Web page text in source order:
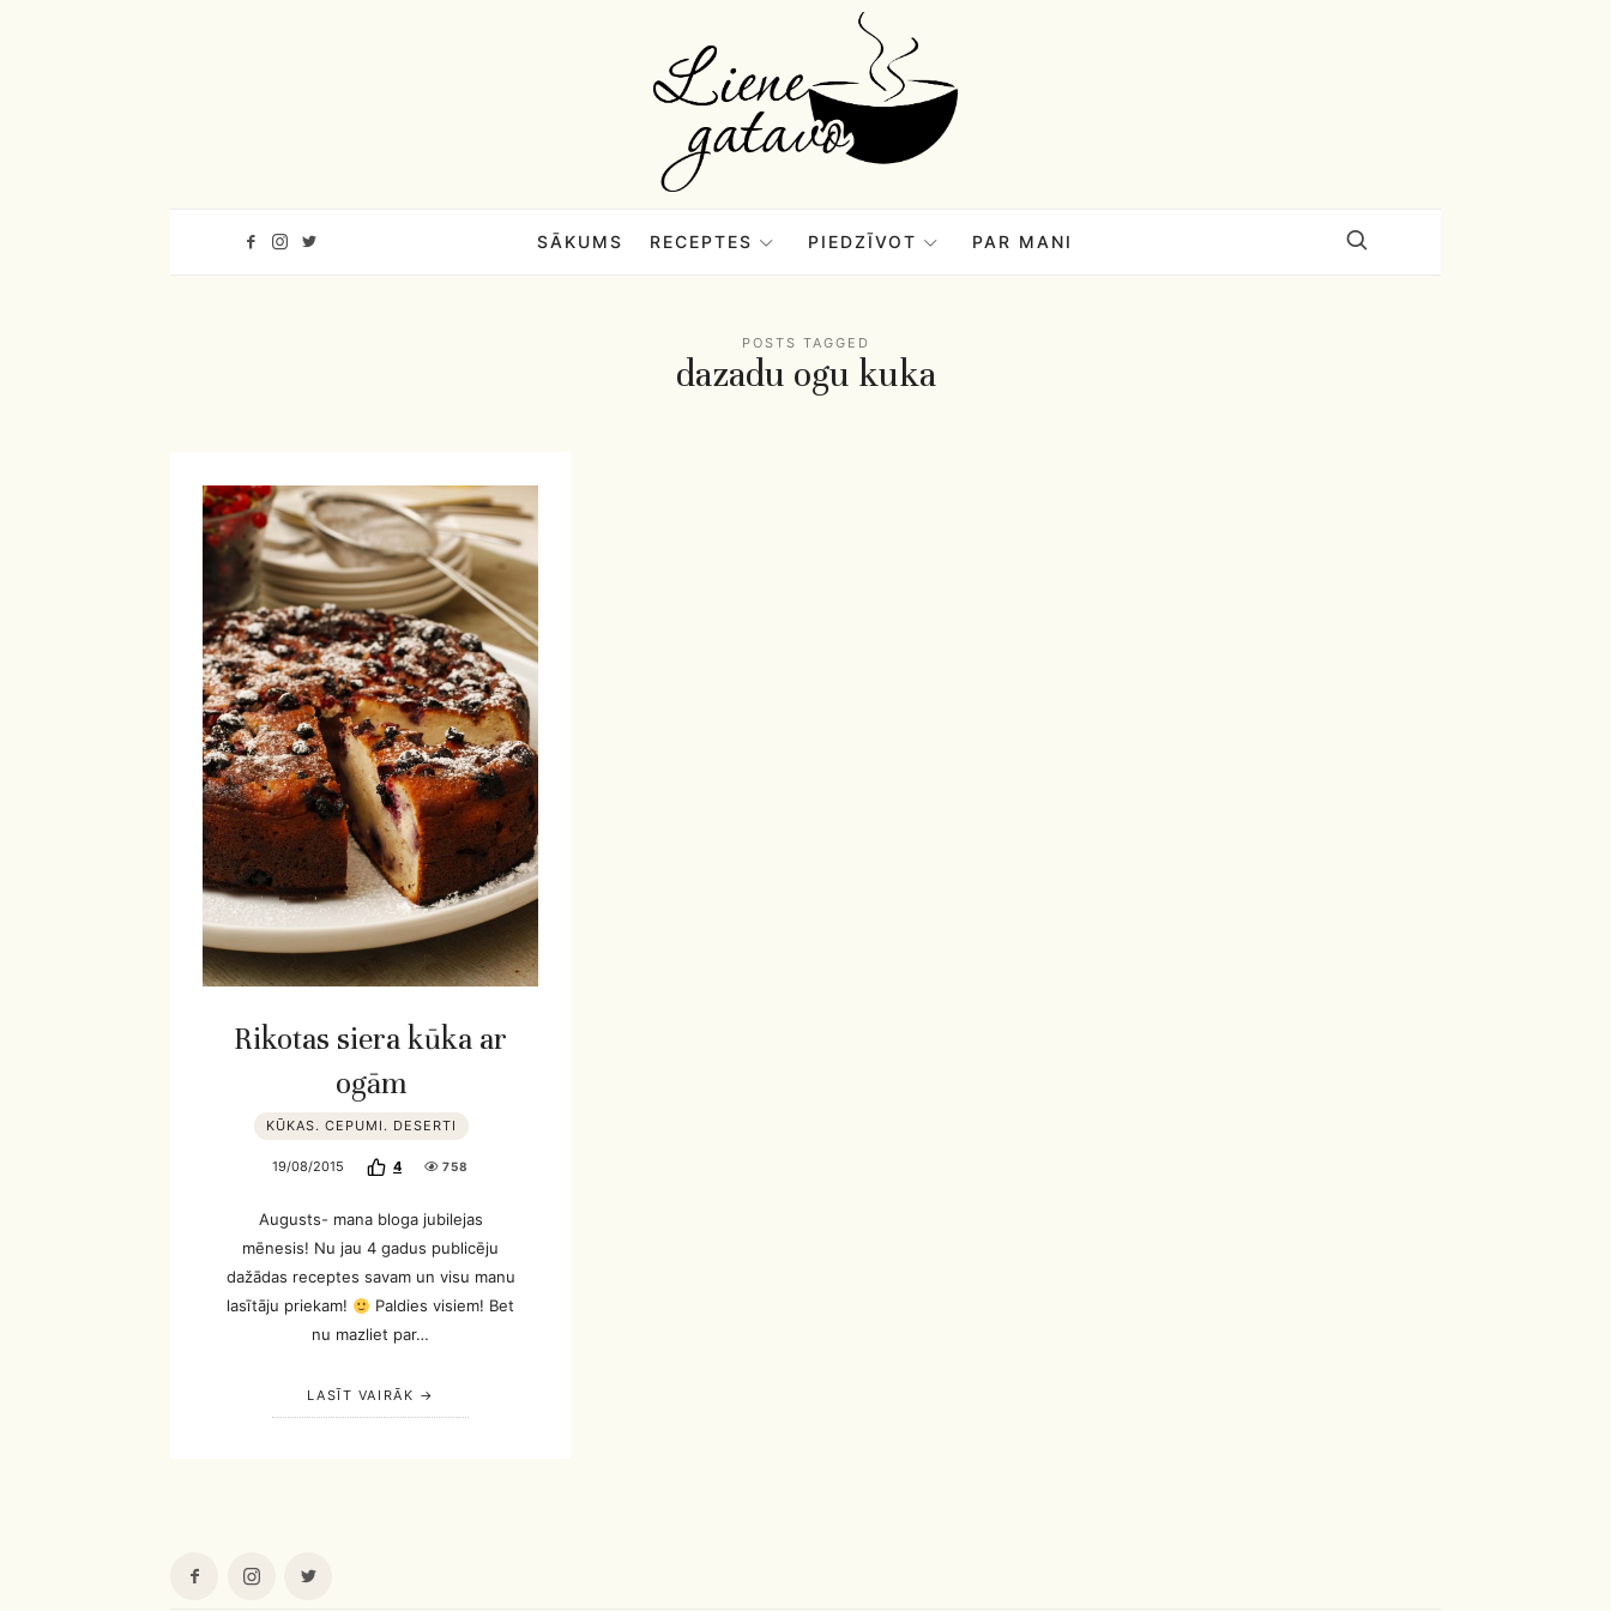
Liene
Gatavo
–
Mana
garšu
SĀKUMS RECEPTES PIEDZĪVOT PAR MANI
POSTS TAGGED
dazadu ogu kuka
Rikotas siera kūka ar
ogām
KŪKAS. CEPUMI. DESERTI
19/08/2015 4 758
Augusts- mana bloga jubilejas
mēnesis! Nu jau 4 gadus publicēju
dažādas receptes savam un visu manu
lasītāju priekam!
Paldies visiem! Bet
nu mazliet par…
LASĪT VAIRĀK